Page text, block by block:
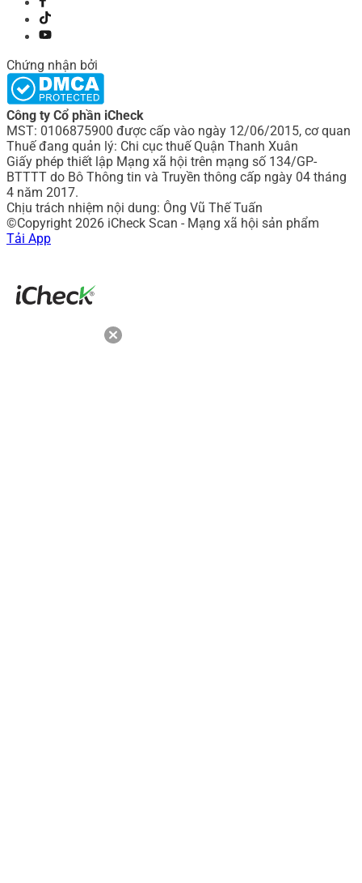
Chứng nhận bởi
Công ty Cổ phần iCheck
MST: 0106875900 được cấp vào ngày 12/06/2015, cơ quan
Thuế đang quản lý: Chi cục thuế Quận Thanh Xuân
Giấy phép thiết lập Mạng xã hội trên mạng số 134/GP-
BTTTT do Bô Thông tin và Truyền thông cấp ngày 04 tháng
4 năm 2017.
Chịu trách nhiệm nội dung: Ông Vũ Thế Tuấn
©Copyright 2026 iCheck Scan - Mạng xã hội sản phẩm
Tải App